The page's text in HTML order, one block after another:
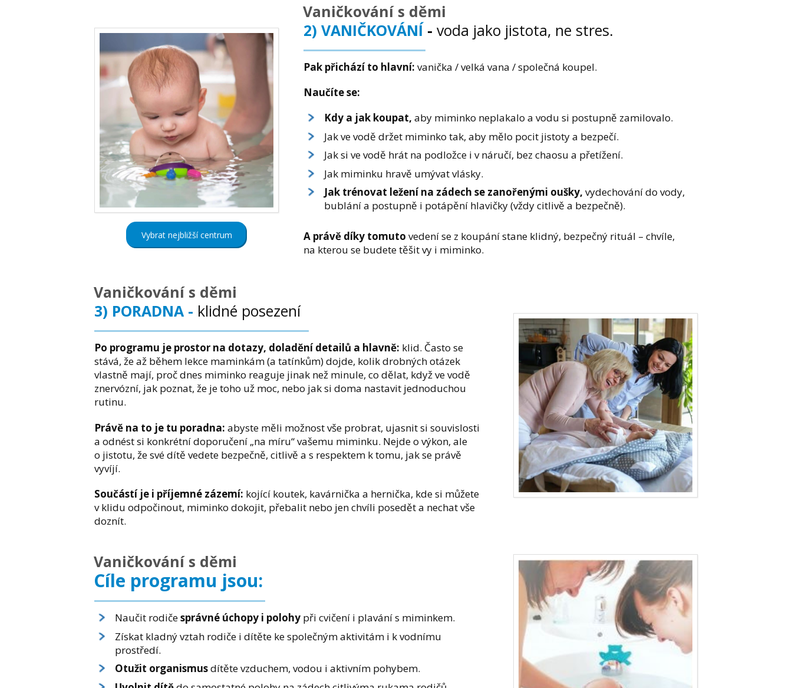
Vybrat nejbližší centrum
Vaničkování s děmi
2) VANIČKOVÁNÍ- voda jako jistota, ne stres.
Pak přichází to hlavní: vanička / velká vana / společná koupel.
Naučíte se:
Kdy a jak koupat, aby miminko neplakalo a vodu si postupně zamilovalo.
Jak ve vodě držet miminko tak, aby mělo pocit jistoty a bezpečí.
Jak si ve vodě hrát na podložce i v náručí, bez chaosu a přetížení.
Jak miminku hravě umývat vlásky.
Jak trénovat ležení na zádech se zanořenými oušky, vydechování do vody,
bublání a postupně i potápění hlavičky (vždy citlivě a bezpečně).
A právě díky tomutovedení se z koupání stane klidný, bezpečný rituál – chvíle,
na kterou se budete těšit vy i miminko.
Vaničkování s děmi
3) PORADNA - klidné posezení
Po programu je prostor na dotazy, doladění detailů a hlavně: klid. Často se
stává, že až během lekce maminkám (a tatínkům) dojde, kolik drobných otázek
vlastně mají, proč dnes miminko reaguje jinak než minule, co dělat, když ve vodě
znervózní, jak poznat, že je toho už moc, nebo jak si doma nastavit jednoduchou
rutinu.
Právě na to je tu poradna: abyste měli možnost vše probrat, ujasnit si souvislosti
a odnést si konkrétní doporučení „na míru“ vašemu miminku. Nejde o výkon, ale
o jistotu, že své dítě vedete bezpečně, citlivě a s respektem k tomu, jak se právě
vyvíjí.
Součástí je i příjemné zázemí: kojící koutek, kavárnička a hernička, kde si můžete
v klidu odpočinout, miminko dokojit, přebalit nebo jen chvíli posedět a nechat vše
doznít.
Vaničkování s děmi
Cíle programu jsou:
Naučit rodičesprávné úchopy i polohy při cvičení i plavání s miminkem.
Získat kladný vztah rodiče i dítěte ke společným aktivitám i k vodnímu
prostředí.
Otužit organismusdítěte vzduchem, vodou i aktivním pohybem.